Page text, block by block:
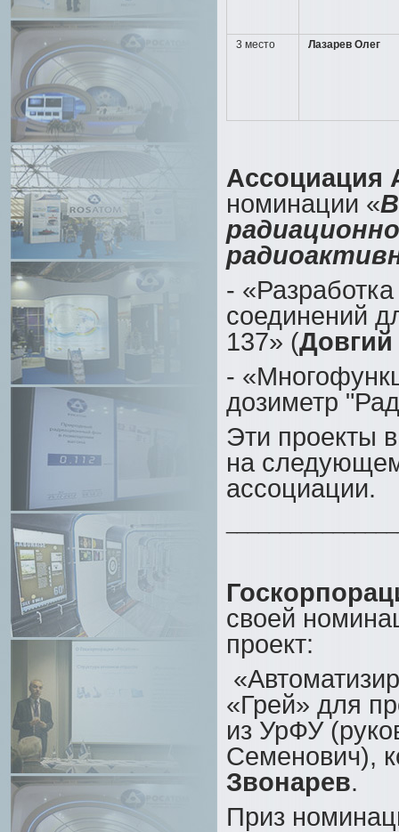
3 место Лазарев Олег
номинации «
-
соединений
137» (
-
дозиметр
Эти проекты
на
ассоциации.
своей
проект:
«Грей» для
из УрФУ
Семенович),
Звонарев.
Приз